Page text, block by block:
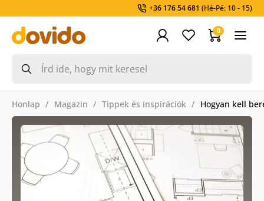
+36 176 54 681 (Hé-Pé: 10 - 15)
0
Honlap Magazin Tippek és inspirációk Hogyan kell